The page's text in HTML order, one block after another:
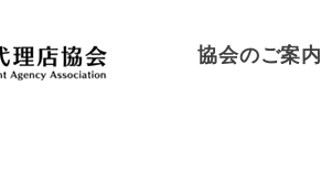
協会のご案内